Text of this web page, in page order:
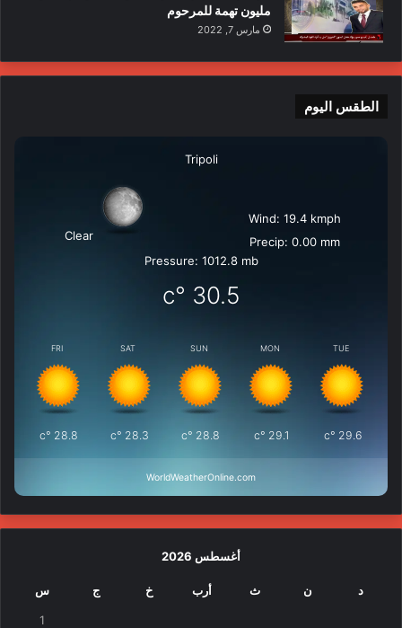
مليون تهمة للمرحوم
مارس 7, 2022
الطقس اليوم
Tripoli
Clear
Wind: 19.4 kmph
Precip: 0.00 mm
Pressure: 1012.8 mb
30.5
°c
FRI
28.8
°c
SAT
28.3
°c
SUN
28.8
°c
MON
29.1
°c
TUE
29.6
°c
WorldWeatherOnline.com
أغسطس 2026
د ن ث أرب خ ج س
1